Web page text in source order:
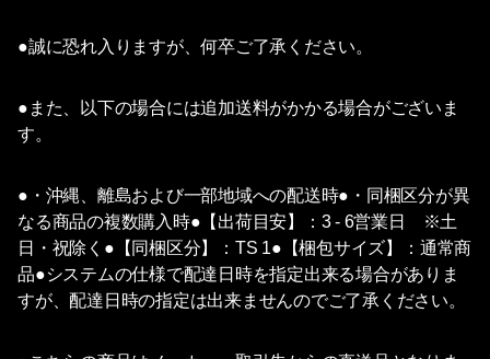
●誠に恐れ入りますが、何卒ご了承ください。
●また、以下の場合には追加送料がかかる場合がございま
す。
●・沖縄、離島および一部地域への配送時●・同梱区分が異
なる商品の複数購入時●【出荷目安】：3 - 6営業日 ※土
日・祝除く●【同梱区分】：TS 1●【梱包サイズ】：通常商
品●システムの仕様で配達日時を指定出来る場合がありま
すが、配達日時の指定は出来ませんのでご了承ください。